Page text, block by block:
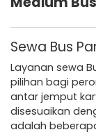
Sewa Bus
Layanan sewa
pilihan bagi
antar jemput
disesuaikan
adalah